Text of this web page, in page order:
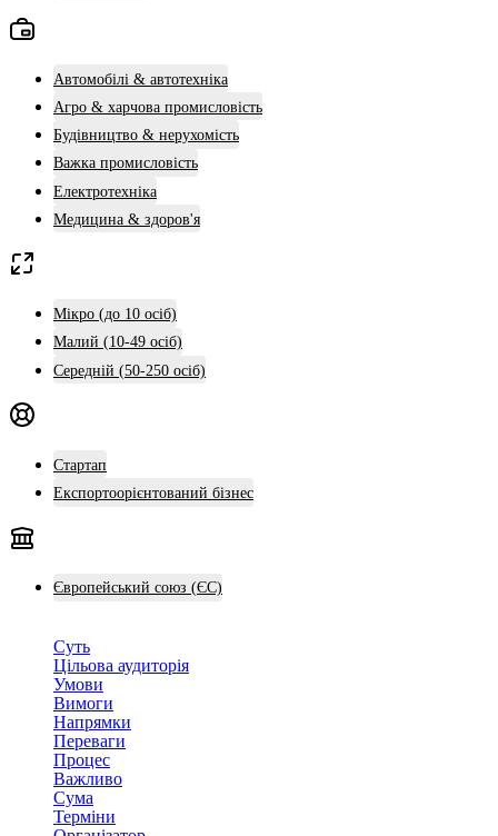
Автомобілі & автотехніка
Агро & харчова промисловість
Будівництво & нерухомість
Важка промисловість
Електротехніка
Медицина & здоров'я
Мікро (до 10 осіб)
Малий (10-49 осіб)
Середній (50-250 осіб)
Стартап
Експортоорієнтований бізнес
Європейський союз (ЄС)
Суть
Цільова аудиторія
Умови
Вимоги
Напрямки
Переваги
Процес
Важливо
Сума
Терміни